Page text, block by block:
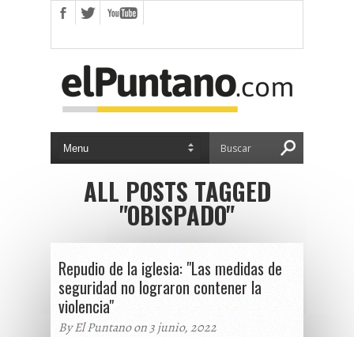
ALL POSTS TAGGED
"OBISPADO"
Repudio de la iglesia: "Las medidas de
seguridad no lograron contener la
violencia"
By El Puntano on 3 junio, 2022